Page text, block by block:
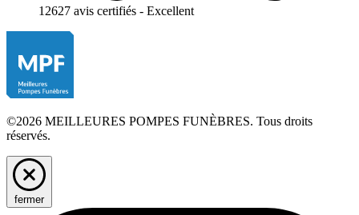
12627 avis certifiés - Excellent
©2026 MEILLEURES POMPES FUNÈBRES. Tous droits
réservés.
fermer